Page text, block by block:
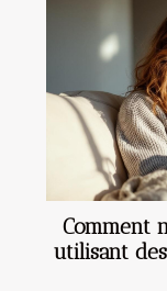
Comment
utilisant